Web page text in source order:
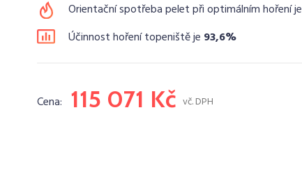
Orientační spotřeba pelet při optimálním hoření je
Účinnost hoření topeniště je 93,6%
Cena: 115 071 Kč vč. DPH